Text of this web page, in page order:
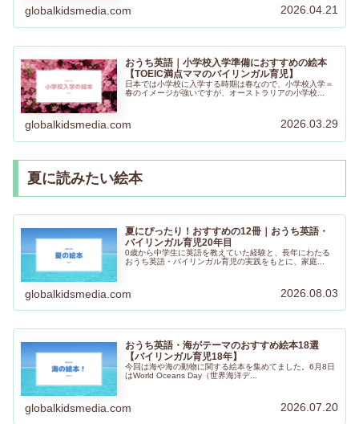
globalkidsmedia.com 2026.04.21
おうち英語｜小学校入学準備におすすめの絵本
【TOEIC満点ママのバイリンガル育児】
日本では小学校に入学する時期は春なので、小学校入学＝
春のイメージが強いですが、オーストラリアの小学校...
globalkidsmedia.com 2026.03.29
夏に読みたい絵本
夏にぴったり！おすすめの12冊｜おうち英語・
バイリンガル育児20年目
0歳から中学生に英語を教えていた経験と、長年にわたる
おうち英語・バイリンガル育児の実践をもとに、家庭...
globalkidsmedia.com 2026.08.03
おうち英語・海がテーマのおすすめ絵本18選
【バイリンガル育児18年】
今回は海や海の動物に関する絵本を集めてました。6月8日
はWorld Oceans Day（世界海洋デ...
globalkidsmedia.com 2026.07.20